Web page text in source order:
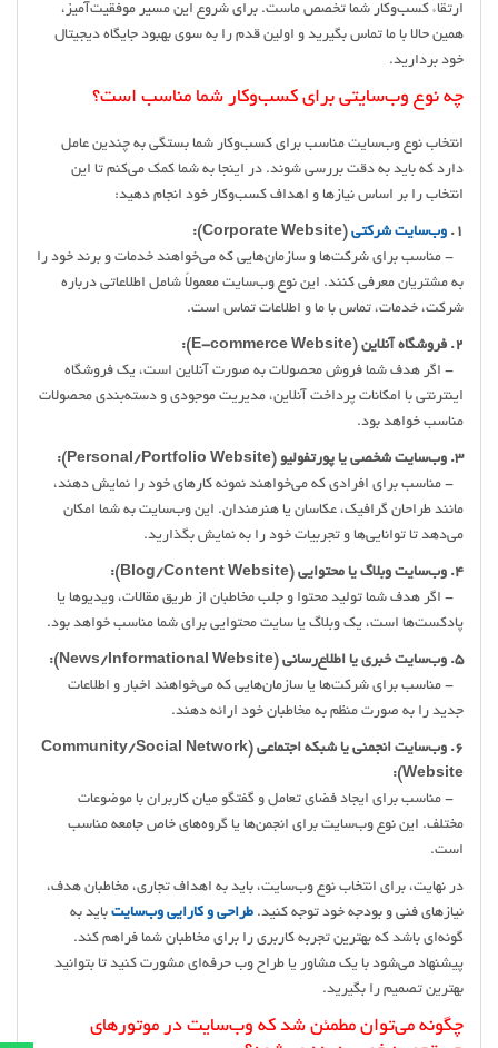
ارتقاء کسب‌وکار شما تخصص ماست. برای شروع این مسیر موفقیت‌آمیز،
همین حالا با ما تماس بگیرید و اولین قدم را به سوی بهبود جایگاه دیجیتال
خود بردارید.
چه نوع وب‌سایتی برای کسب‌وکار شما مناسب است؟
انتخاب نوع وب‌سایت مناسب برای کسب‌وکار شما بستگی به چندین عامل
دارد که باید به دقت بررسی شوند. در اینجا به شما کمک می‌کنم تا این
انتخاب را بر اساس نیازها و اهداف کسب‌وکار خود انجام دهید:
1. وب‌سایت شرکتی (Corporate Website):
- مناسب برای شرکت‌ها و سازمان‌هایی که می‌خواهند خدمات و برند خود را
به مشتریان معرفی کنند. این نوع وب‌سایت معمولاً شامل اطلاعاتی درباره
شرکت، خدمات، تماس با ما و اطلاعات تماس است.
2. فروشگاه آنلاین (E-commerce Website):
- اگر هدف شما فروش محصولات به صورت آنلاین است، یک فروشگاه
اینترنتی با امکانات پرداخت آنلاین، مدیریت موجودی و دسته‌بندی محصولات
مناسب خواهد بود.
3. وب‌سایت شخصی یا پورتفولیو (Personal/Portfolio Website):
- مناسب برای افرادی که می‌خواهند نمونه کارهای خود را نمایش دهند،
مانند طراحان گرافیک، عکاسان یا هنرمندان. این وب‌سایت به شما امکان
می‌دهد تا توانایی‌ها و تجربیات خود را به نمایش بگذارید.
4. وب‌سایت وبلاگ یا محتوایی (Blog/Content Website):
- اگر هدف شما تولید محتوا و جلب مخاطبان از طریق مقالات، ویدیوها یا
پادکست‌ها است، یک وبلاگ یا سایت محتوایی برای شما مناسب خواهد بود.
5. وب‌سایت خبری یا اطلاع‌رسانی (News/Informational Website):
- مناسب برای شرکت‌ها یا سازمان‌هایی که می‌خواهند اخبار و اطلاعات
جدید را به صورت منظم به مخاطبان خود ارائه دهند.
6. وب‌سایت انجمنی یا شبکه اجتماعی (Community/Social Network
Website):
- مناسب برای ایجاد فضای تعامل و گفتگو میان کاربران با موضوعات
مختلف. این نوع وب‌سایت برای انجمن‌ها یا گروه‌های خاص جامعه مناسب
است.
در نهایت، برای انتخاب نوع وب‌سایت، باید به اهداف تجاری، مخاطبان هدف،
نیازهای فنی و بودجه خود توجه کنید. طراحی و کارایی وب‌سایت باید به
گونه‌ای باشد که بهترین تجربه کاربری را برای مخاطبان شما فراهم کند.
پیشنهاد می‌شود با یک مشاور یا طراح وب حرفه‌ای مشورت کنید تا بتوانید
بهترین تصمیم را بگیرید.
چگونه می‌توان مطمئن شد که وب‌سایت در موتورهای